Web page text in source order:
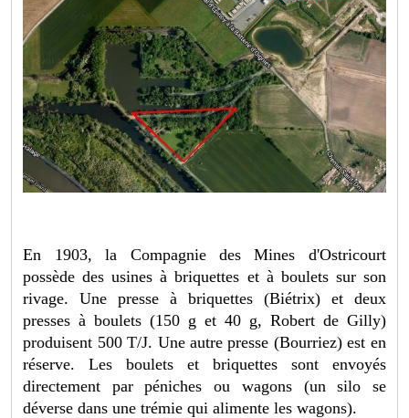
En 1903, la Compagnie des Mines d'Ostricourt
possède des usines à briquettes et à boulets sur son
rivage. Une presse à briquettes (Biétrix) et deux
presses à boulets (150 g et 40 g, Robert de Gilly)
produisent 500 T/J. Une autre presse (Bourriez) est en
réserve. Les boulets et briquettes sont envoyés
directement par péniches ou wagons (un silo se
déverse dans une trémie qui alimente les wagons).